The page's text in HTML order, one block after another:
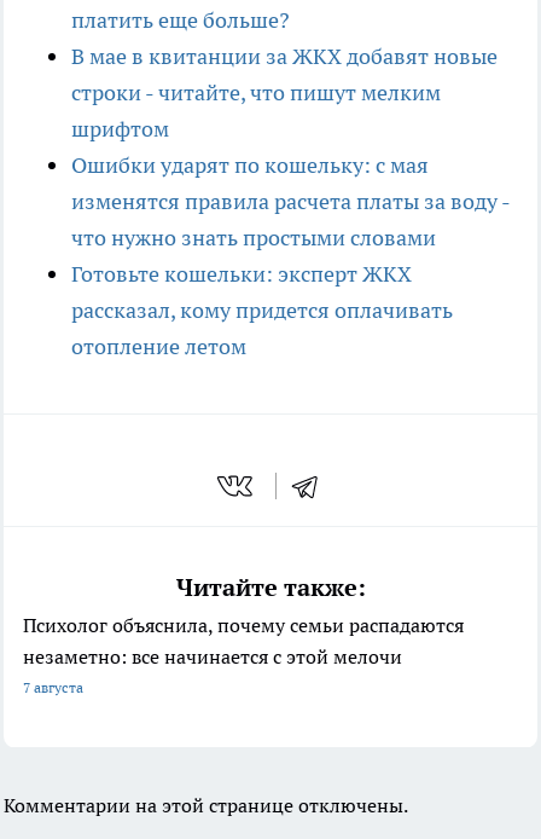
платить еще больше?
В мае в квитанции за ЖКХ добавят новые
строки - читайте, что пишут мелким
шрифтом
Ошибки ударят по кошельку: с мая
изменятся правила расчета платы за воду -
что нужно знать простыми словами
Готовьте кошельки: эксперт ЖКХ
рассказал, кому придется оплачивать
отопление летом
Читайте также:
Психолог объяснила, почему семьи распадаются
незаметно: все начинается с этой мелочи
7 августа
Комментарии на этой странице отключены.